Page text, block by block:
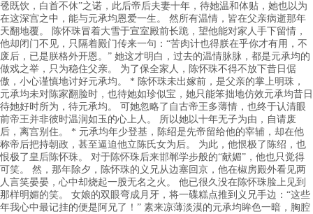
卺既饮，白首不休”之诺，此后帝后夫妻十年，待她温和体贴，她也以为
在这深宫之中，能与元承均恩爱一生。 然所有温情，皆在父亲病逝那年
天翻地覆。 陈怀珠冒着大雪于宣室殿前长跪，望他能对家人手下留情，
他却闭门不见，只隔着殿门传来一句：“苦肉计也得朕在乎你才有用，不
废后，已是朕格外开恩。” 她这才明白，过去的温情脉脉，都是元承均的
做戏之举，只为稳住父亲。 为了保全家人，陈怀珠不得不放下昔日倨
傲，小心谨慎地讨好元承均。 * 陈怀珠未出嫁前，是父亲的掌上明珠，
元承均未对陈家翻脸时，也待她如珍似宝，她只能笨拙地仿效元承均昔日
待她好时所为，待元承均。 可她忽略了自古帝王多薄情，也终于认清眼
前帝王并非彼时温润如玉的心上人。 所以她以十年无子为由，自请废
后，离宫别住。 * 元承均年少登基，陈绍是先帝留给他的宰辅，却在他
称帝后把持朝政，甚至逼迫他立陈氏女为后。 为此，他恨极了陈绍，也
恨极了皇后陈怀珠。 对于陈怀珠后来邯郸学步般的“献媚”，他也只觉得
可笑。 然，那年除夕，陈怀珠的义兄从边塞回京，他在椒房殿外看见两
人言笑晏晏，心中却烧起一股无名之火。 他已很久没在陈怀珠脸上见到
那样明媚的笑。 女娘的双眼弯成月牙，将一碟糕点推到义兄手边：“这些
年我心中最记挂的便是阿兄了！” 素来凉薄淡漠的元承均眸色一暗，胸腔